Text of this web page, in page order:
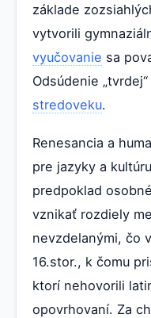
základe
vytvorili
vyučovanie sa
Odsúdenie
stredoveku.
Renesancia a
pre jazyky a
predpoklad
vznikať rozdiely
nevzdelanými, čo
16.stor., k čomu
ktorí nehovorili
opovrhovaní. Za